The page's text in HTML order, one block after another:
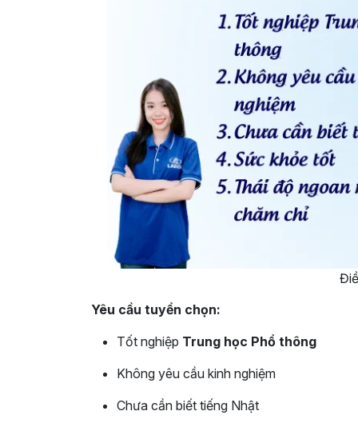
Yêu cầu tuyển chọn:
Tốt nghiệp Trung học Phổ thông
Không yêu cầu kinh nghiệm
Chưa cần biết tiếng Nhật